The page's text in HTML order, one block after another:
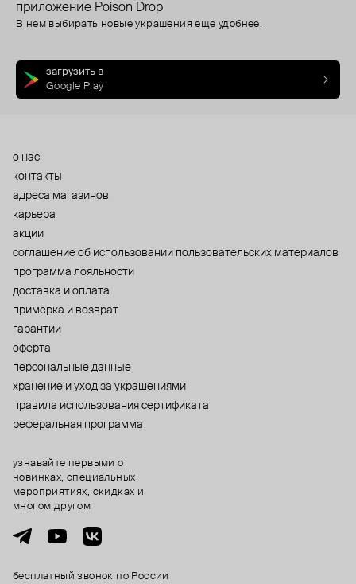
приложение Poison Drop
В нем выбирать новые украшения еще удобнее.
загрузить в
Google Play
о нас
контакты
адреса магазинов
карьера
акции
cоглашение об использовании пользовательских материалов
программа лояльности
доставка и оплата
примерка и возврат
гарантии
оферта
персональные данные
хранение и уход за украшениями
правила использования сертификата
реферальная программа
бесплатный звонок по России
узнавайте первыми о
новинках, специальных
мероприятиях, скидках и
многом другом